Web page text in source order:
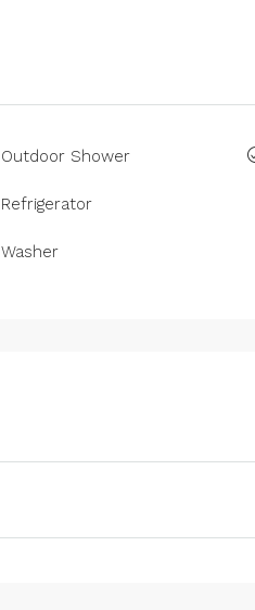
Outdoor Shower
Refrigerator
Washer